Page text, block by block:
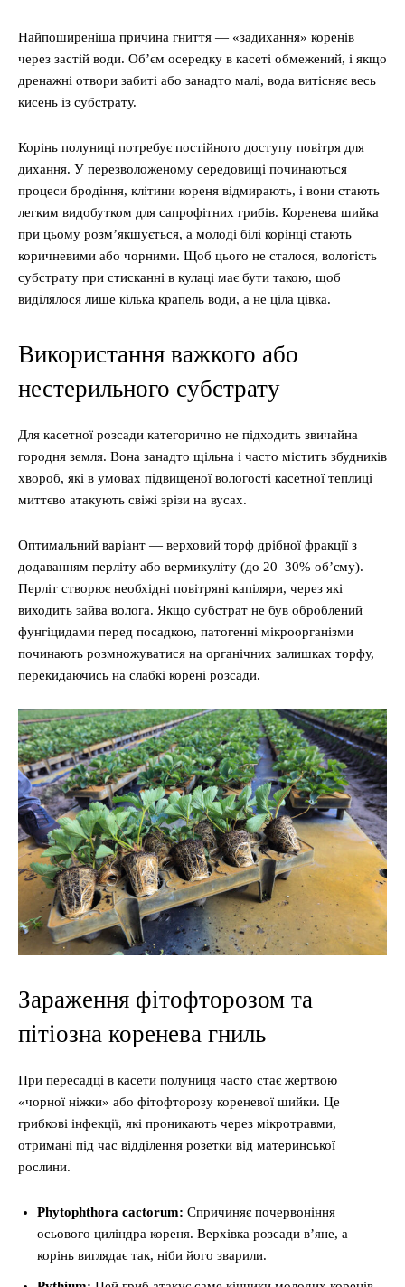
Найпоширеніша причина гниття — «задихання» коренів
через застій води. Об’єм осередку в касеті обмежений, і якщо
дренажні отвори забиті або занадто малі, вода витісняє весь
кисень із субстрату.
Корінь полуниці потребує постійного доступу повітря для
дихання. У перезволоженому середовищі починаються
процеси бродіння, клітини кореня відмирають, і вони стають
легким видобутком для сапрофітних грибів. Коренева шийка
при цьому розм’якшується, а молоді білі корінці стають
коричневими або чорними. Щоб цього не сталося, вологість
субстрату при стисканні в кулаці має бути такою, щоб
виділялося лише кілька крапель води, а не ціла цівка.
Використання важкого або
нестерильного субстрату
Для касетної розсади категорично не підходить звичайна
городня земля. Вона занадто щільна і часто містить збудників
хвороб, які в умовах підвищеної вологості касетної теплиці
миттєво атакують свіжі зрізи на вусах.
Оптимальний варіант — верховий торф дрібної фракції з
додаванням перліту або вермикуліту (до 20–30% об’єму).
Перліт створює необхідні повітряні капіляри, через які
виходить зайва волога. Якщо субстрат не був оброблений
фунгіцидами перед посадкою, патогенні мікроорганізми
починають розмножуватися на органічних залишках торфу,
перекидаючись на слабкі корені розсади.
Зараження фітофторозом та
пітіозна коренева гниль
При пересадці в касети полуниця часто стає жертвою
«чорної ніжки» або фітофторозу кореневої шийки. Це
грибкові інфекції, які проникають через мікротравми,
отримані під час відділення розетки від материнської
рослини.
Phytophthora cactorum: Спричиняє почервоніння
осьового циліндра кореня. Верхівка розсади в’яне, а
корінь виглядає так, ніби його зварили.